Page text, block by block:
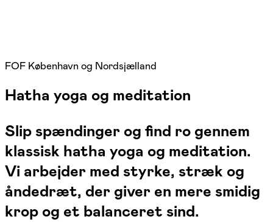
FOF København og Nordsjælland
Hatha yoga og meditation
Slip spændinger og find ro gennem
klassisk hatha yoga og meditation.
Vi arbejder med styrke, stræk og
åndedræt, der giver en mere smidig
krop og et balanceret sind.